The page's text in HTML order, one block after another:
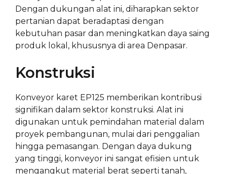
Dengan dukungan alat ini, diharapkan sektor
pertanian dapat beradaptasi dengan
kebutuhan pasar dan meningkatkan daya saing
produk lokal, khususnya di area Denpasar.
Konstruksi
Konveyor karet EP125 memberikan kontribusi
signifikan dalam sektor konstruksi. Alat ini
digunakan untuk pemindahan material dalam
proyek pembangunan, mulai dari penggalian
hingga pemasangan. Dengan daya dukung
yang tinggi, konveyor ini sangat efisien untuk
mengangkut material berat seperti tanah,